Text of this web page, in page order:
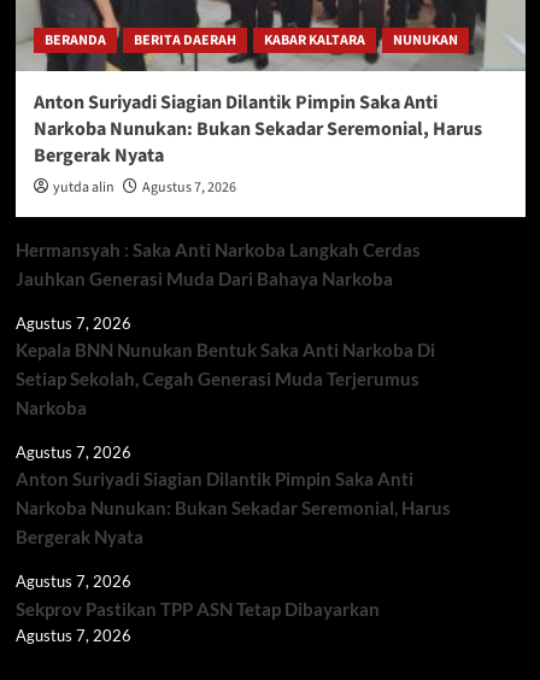
BERANDA BERITA DAERAH KABAR KALTARA NUNUKAN
Anton Suriyadi Siagian Dilantik Pimpin Saka Anti
Narkoba Nunukan: Bukan Sekadar Seremonial, Harus
Bergerak Nyata
yutda alin Agustus 7, 2026
Hermansyah : Saka Anti Narkoba Langkah Cerdas
Jauhkan Generasi Muda Dari Bahaya Narkoba
Agustus 7, 2026
Kepala BNN Nunukan Bentuk Saka Anti Narkoba Di
Setiap Sekolah, Cegah Generasi Muda Terjerumus
Narkoba
Agustus 7, 2026
Anton Suriyadi Siagian Dilantik Pimpin Saka Anti
Narkoba Nunukan: Bukan Sekadar Seremonial, Harus
Bergerak Nyata
Agustus 7, 2026
Sekprov Pastikan TPP ASN Tetap Dibayarkan
Agustus 7, 2026